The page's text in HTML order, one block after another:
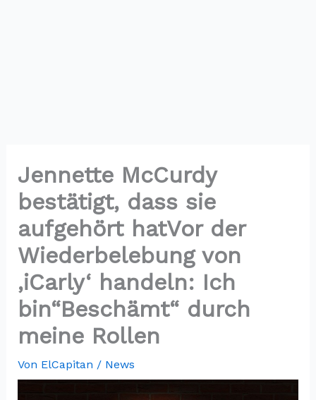
Jennette McCurdy
bestätigt, dass sie
aufgehört hatVor der
Wiederbelebung von
‚iCarly‘ handeln: Ich
bin“Beschämt“ durch
meine Rollen
Von ElCapitan / News